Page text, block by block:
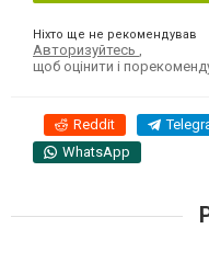
Ніхто ще не рекомендував
Авторизуйтесь
щоб оцінити і
Reddit
WhatsApp